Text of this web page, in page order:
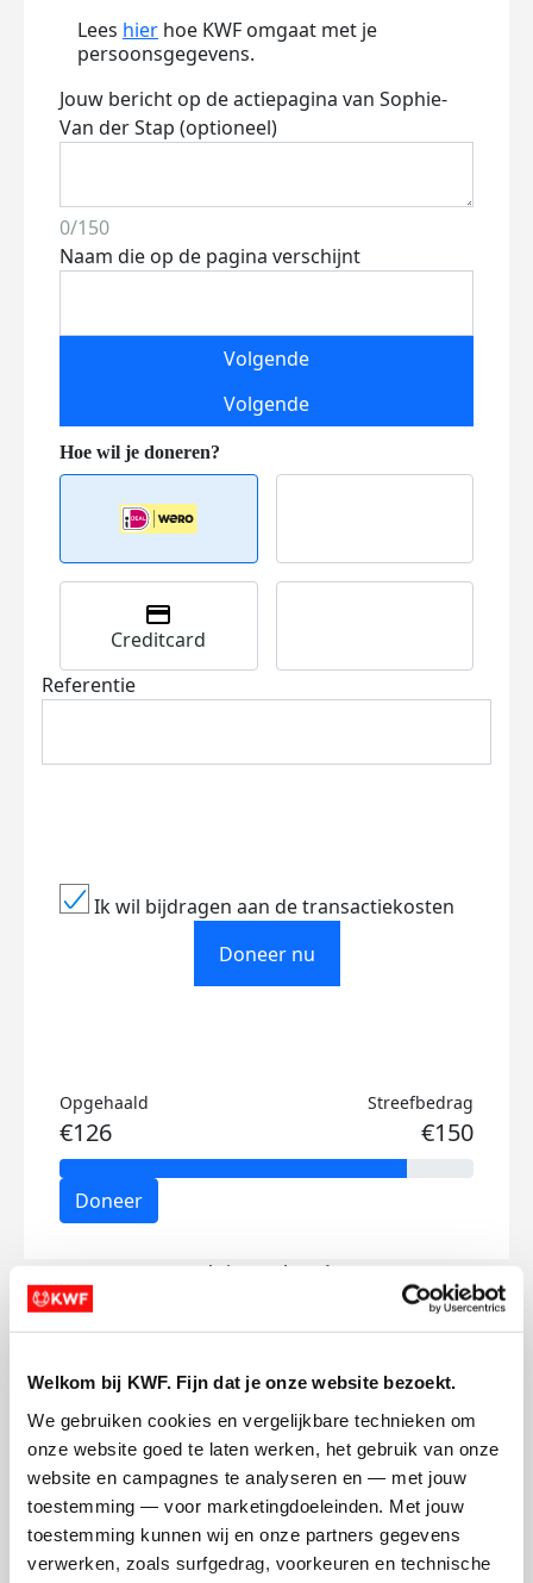
Welkom bij KWF. Fijn dat je onze website bezoekt.
We gebruiken cookies en vergelijkbare technieken om
onze website goed te laten werken, het gebruik van onze
website en campagnes te analyseren en — met jouw
toestemming — voor marketingdoeleinden. Met jouw
toestemming kunnen wij en onze partners gegevens
verwerken, zoals surfgedrag, voorkeuren en technische
Lees hier hoe KWF omgaat met je
persoonsgegevens.
Jouw bericht op de actiepagina van Sophie-
Van der Stap (optioneel)
0/150
Naam die op de pagina verschijnt
Volgende
Volgende
Creditcard
Referentie
Ik wil bijdragen aan de transactiekosten
Doneer nu
Opgehaald
€126
Streefbedrag
€150
Doneer
Sophie-'s badges